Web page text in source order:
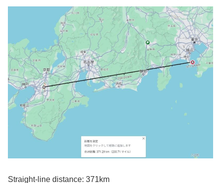
Straight-line distance: 371km